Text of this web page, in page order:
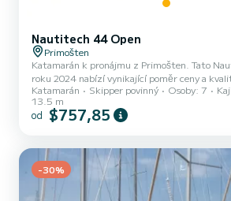
Nautitech 44 Open
Primošten
Katamarán k pronájmu z Primošten. Tato
roku 2024 nabízí vynikající poměr ceny a
několikatýdenní plavby. Počet komfortních kajut: 4 a počet osob na
lodi: 7. S celkovou délkou14 m a výkonem HP
nejlepším společníkem na nezapomenutelné
navíječi. Ko...
Katamarán Skipper povinný Osoby: 7
13.5 m
od $757,85
-30%